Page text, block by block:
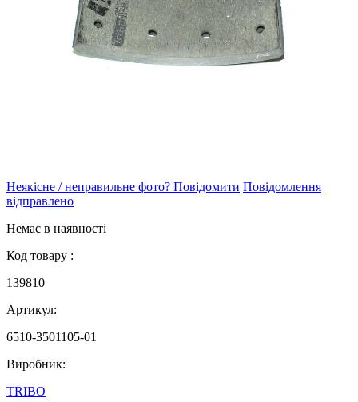
Неякісне / неправильне фото? Повідомити Повідомлення
відправлено
Немає в наявності
Код товару :
139810
Артикул:
6510-3501105-01
Виробник:
TRIBO